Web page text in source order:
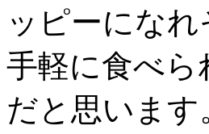
ッピーにな
手軽に食べ
だと思います